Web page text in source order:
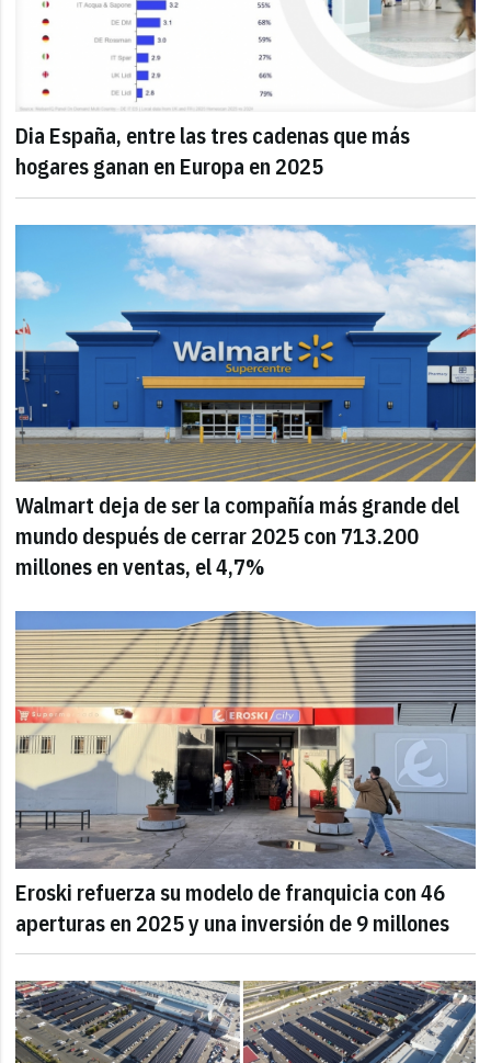
Dia España, entre las tres cadenas que más
hogares ganan en Europa en 2025
Walmart deja de ser la compañía más grande del
mundo después de cerrar 2025 con 713.200
millones en ventas, el 4,7%
Eroski refuerza su modelo de franquicia con 46
aperturas en 2025 y una inversión de 9 millones